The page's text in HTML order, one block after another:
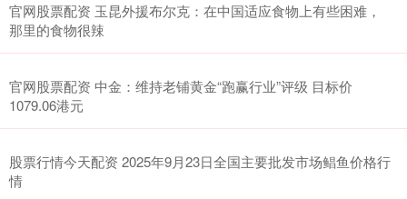
官网股票配资 玉昆外援布尔克：在中国适应食物上有些困难，
那里的食物很辣
官网股票配资 中金：维持老铺黄金“跑赢行业”评级 目标价
1079.06港元
股票行情今天配资 2025年9月23日全国主要批发市场鲳鱼价格行
情